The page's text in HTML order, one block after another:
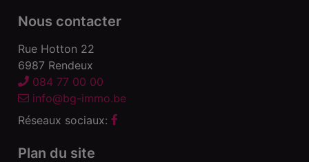
Nous contacter
Rue Hotton 22
6987 Rendeux
084 77 00 00
info@bg-immo.be
Réseaux sociaux:
Plan du site